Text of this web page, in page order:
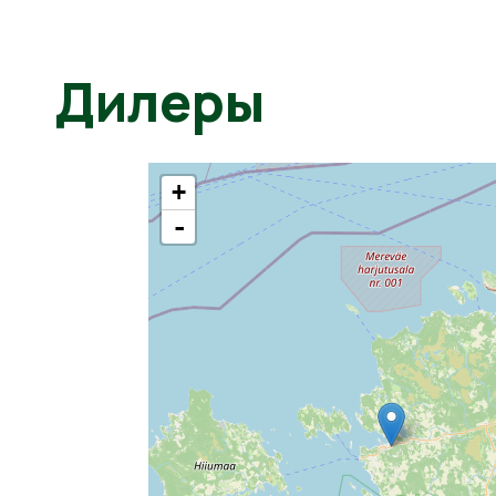
Дилеры
+
-